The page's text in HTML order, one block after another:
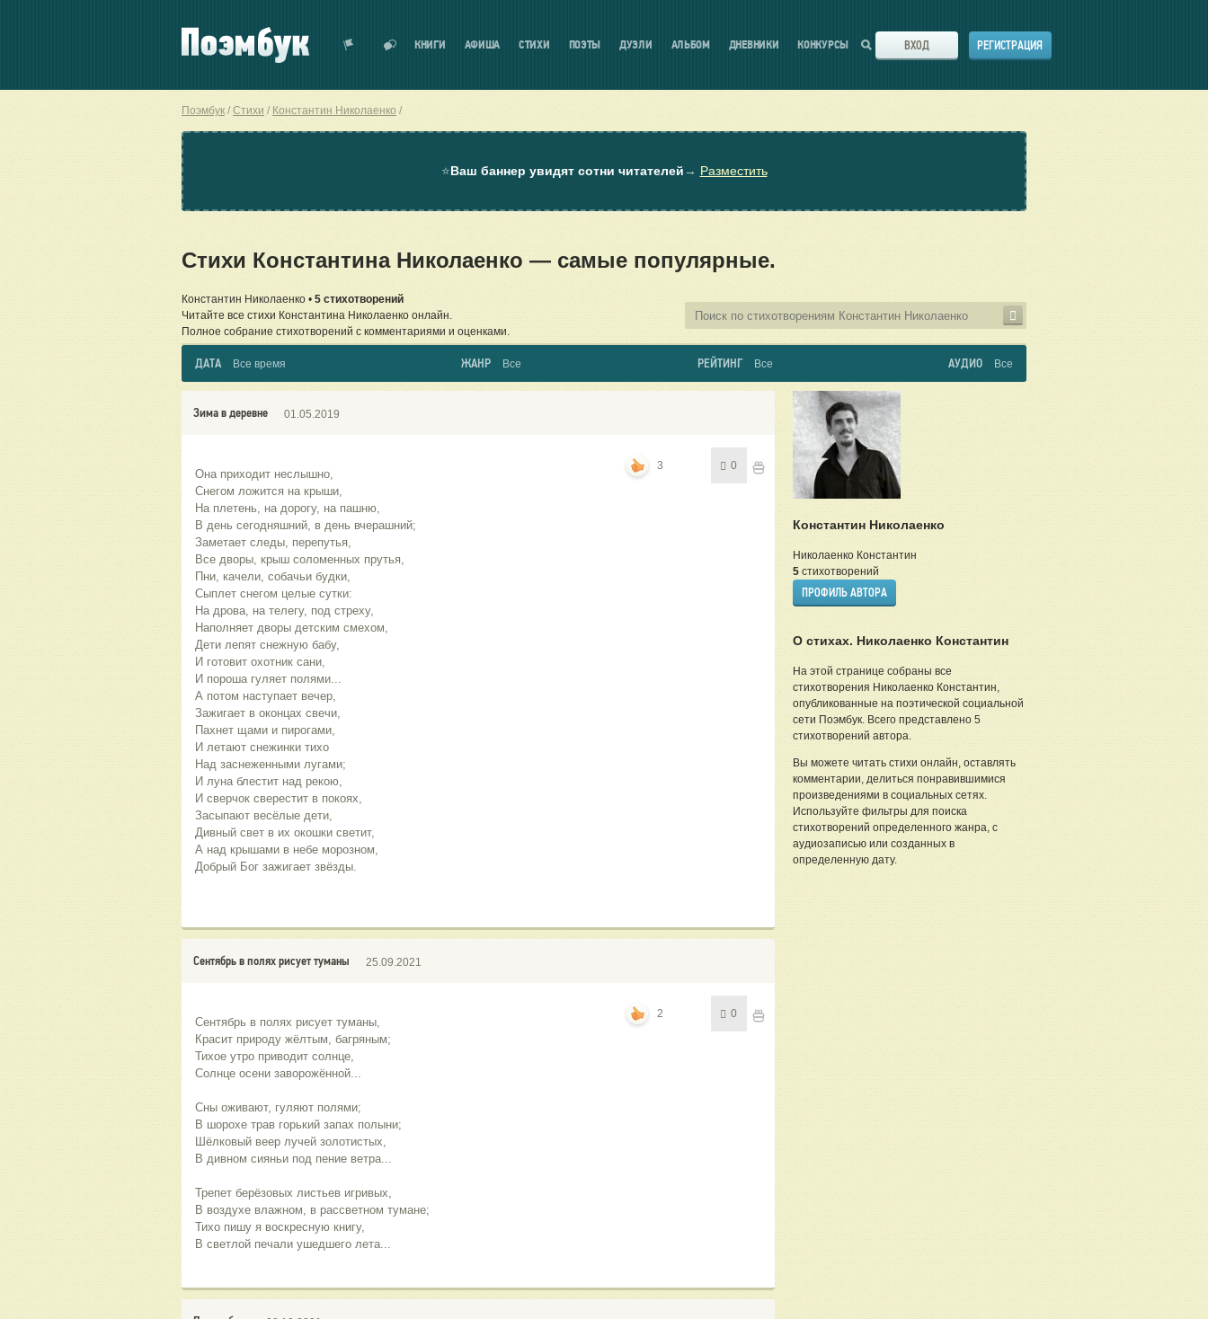
КНИГИ АФИША СТИХИ ПОЭТЫ ДУЭЛИ АЛЬБОМ ДНЕВНИКИ КОНКУРСЫ ВХОД РЕГИСТРАЦИЯ
Поэмбук Стихи Константин Николаенко
⭐Ваш баннер увидят сотни читателей → Разместить
Стихи Константина Николаенко — самые популярные.
Константин Николаенко • 5 стихотворений
Читайте все стихи Константина Николаенко онлайн.
Полное собрание стихотворений с комментариями и оценками.
ДАТА Все время ЖАНР Все РЕЙТИНГ Все АУДИО Все
Зима в деревне 01.05.2019
Она приходит неслышно,
Снегом ложится на крыши,
На плетень, на дорогу, на пашню,
В день сегодняшний, в день вчерашний;
Заметает следы, перепутья,
Все дворы, крыш соломенных прутья,
Пни, качели, собачьи будки,
Сыплет снегом целые сутки:
На дрова, на телегу, под стреху,
Наполняет дворы детским смехом,
Дети лепят снежную бабу,
И готовит охотник сани,
И пороша гуляет полями...
А потом наступает вечер,
Зажигает в оконцах свечи,
Пахнет щами и пирогами,
И летают снежинки тихо
Над заснеженными лугами;
И луна блестит над рекою,
И сверчок сверестит в покоях,
Засыпают весёлые дети,
Дивный свет в их окошки светит,
А над крышами в небе морозном,
Добрый Бог зажигает звёзды.
3 0
Сентябрь в полях рисует туманы 25.09.2021
Сентябрь в полях рисует туманы,
Красит природу жёлтым, багряным;
Тихое утро приводит солнце,
Солнце осени заворожённой...
Сны оживают, гуляют полями;
В шорохе трав горький запах полыни;
Шёлковый веер лучей золотистых,
В дивном сияньи под пение ветра...
Трепет берёзовых листьев игривых,
В воздухе влажном, в рассветном тумане;
Тихо пишу я воскресную книгу,
В светлой печали ушедшего лета...
2 0
Константин Николаенко
Николаенко Константин
5стихотворений
ПРОФИЛЬ АВТОРА
О стихах. Николаенко Константин
На этой странице собраны все
стихотворения Николаенко Константин,
опубликованные на поэтической социальной
сети Поэмбук. Всего представлено 5
стихотворений автора.
Вы можете читать стихи онлайн, оставлять
комментарии, делиться понравившимися
произведениями в социальных сетях.
Используйте фильтры для поиска
стихотворений определенного жанра, с
аудиозаписью или созданных в
определенную дату.